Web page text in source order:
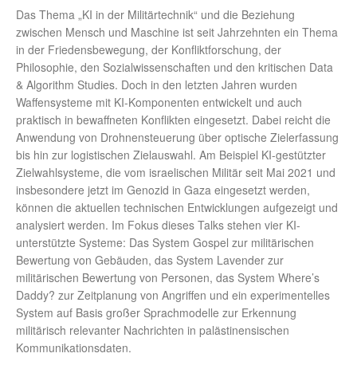
Das Thema „KI in der Militärtechnik“ und die Beziehung
zwischen Mensch und Maschine ist seit Jahrzehnten ein Thema
in der Friedensbewegung, der Konfliktforschung, der
Philosophie, den Sozialwissenschaften und den kritischen Data
& Algorithm Studies. Doch in den letzten Jahren wurden
Waffensysteme mit KI-Komponenten entwickelt und auch
praktisch in bewaffneten Konflikten eingesetzt. Dabei reicht die
Anwendung von Drohnensteuerung über optische Zielerfassung
bis hin zur logistischen Zielauswahl. Am Beispiel KI-gestützter
Zielwahlsysteme, die vom israelischen Militär seit Mai 2021 und
insbesondere jetzt im Genozid in Gaza eingesetzt werden,
können die aktuellen technischen Entwicklungen aufgezeigt und
analysiert werden. Im Fokus dieses Talks stehen vier KI-
unterstützte Systeme: Das System Gospel zur militärischen
Bewertung von Gebäuden, das System Lavender zur
militärischen Bewertung von Personen, das System Where’s
Daddy? zur Zeitplanung von Angriffen und ein experimentelles
System auf Basis großer Sprachmodelle zur Erkennung
militärisch relevanter Nachrichten in palästinensischen
Kommunikationsdaten.